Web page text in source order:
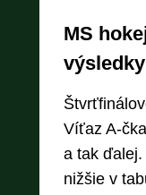
MS
výsledky
Víťaz A-
a tak
nižšie v